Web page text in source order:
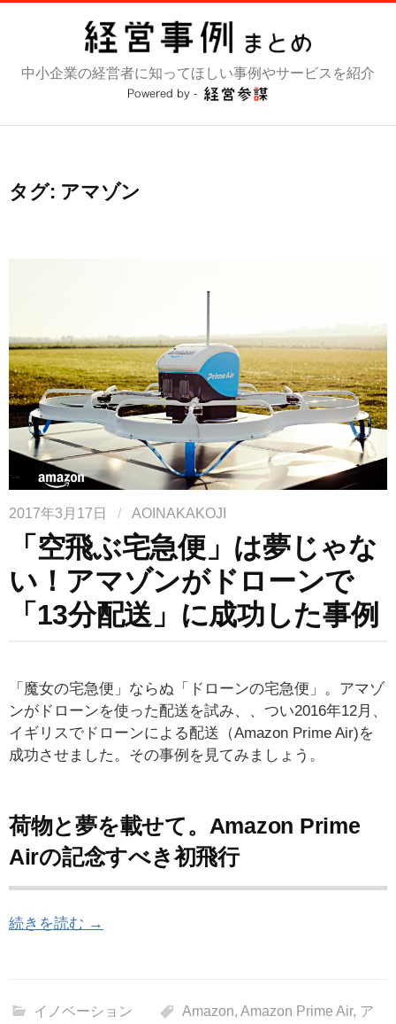
へ
ッ
中小企業の経営者に知ってほしい事例やサービスを紹介
タグ: アマゾン
2017年3月17日 / AOINAKAKOJI
「空飛ぶ宅急便」は夢じゃな
い！アマゾンがドローンで
「13分配送」に成功した事例
「魔女の宅急便」ならぬ「ドローンの宅急便」。アマゾ
ンがドローンを使った配送を試み、、つい2016年12月、
イギリスでドローンによる配送（Amazon Prime Air)を
成功させました。その事例を見てみましょう。
荷物と夢を載せて。Amazon Prime
Airの記念すべき初飛行
続きを読む →
イノベーション Amazon, Amazon Prime Air, ア